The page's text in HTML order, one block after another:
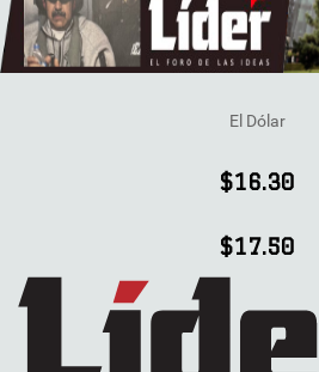
El Dólar
$16.30
$17.50